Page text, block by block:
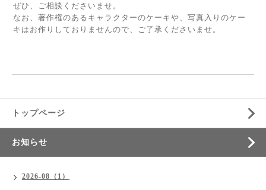
ぜひ、ご相談くださいませ。
なお、著作権のあるキャラクターのケーキや、写真入りのケー
キはお作りしておりませんので、ご了承くださいませ。
トップページ
お知らせ
2026-08（1）